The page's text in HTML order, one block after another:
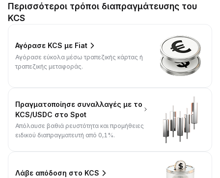
Περισσότεροι τρόποι διαπραγμάτευσης του
KCS
Αγόρασε KCS με Fiat
Αγόρασε εύκολα μέσω τραπεζικής κάρτας ή
τραπεζικής μεταφοράς.
Πραγματοποίησε συναλλαγές με το
KCS/USDC στο Spot
Απόλαυσε βαθιά ρευστότητα και προμήθειες
ειδικού διαπραγματευτή από 0,1%.
Λάβε απόδοση στο KCS